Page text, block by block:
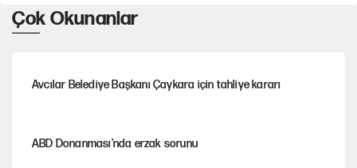
Çok Okunanlar
Avcılar Belediye Başkanı Çaykara için tahliye kararı
ABD Donanması’nda erzak sorunu